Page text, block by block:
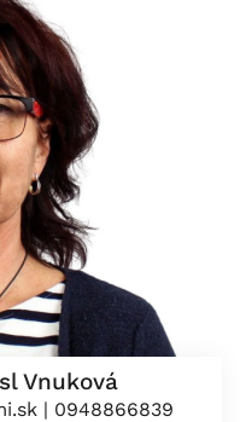
Vnuková
| 0948866839